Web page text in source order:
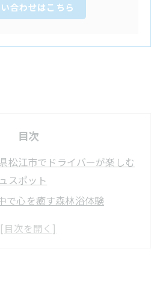
合わせはこちら
目次
松江市でドライバーが楽しむ
スポット
で心を癒す森林浴体験
おすすめ散策ルート